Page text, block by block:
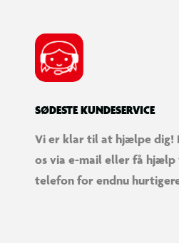
SØDESTE KUNDESERVICE
Vi er klar til at hjælpe dig!
os via e-mail eller få hjælp
telefon for endnu